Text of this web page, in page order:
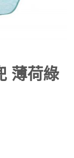
薄荷綠